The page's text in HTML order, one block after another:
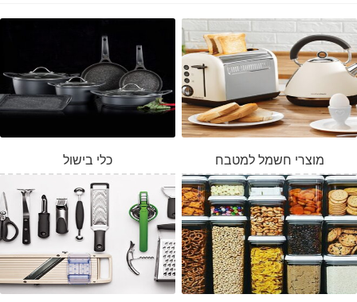
כלי בישול מוצרי חשמל למטבח